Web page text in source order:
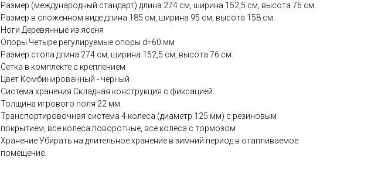
Размер (международный стандарт) длина 274 см, ширина 152,5 см, высота 76 см.
Размер в сложенном виде длина 185 см, ширина 95 см, высота 158 см.
Ноги Деревянные из ясеня
Опоры Четыре регулируемые опоры d=60 мм
Размер стола длина 274 см, ширина 152,5 см, высота 76 см.
Сетка в комплекте с креплением
Цвет Комбинированный - черный
Система хранения Складная конструкция с фиксацией
Толщина игрового поля 22 мм
Транспортировочная система 4 колеса (диаметр 125 мм) с резиновым
покрытием, все колеса поворотные, все колеса с тормозом
Хранение Убирать на длительное хранение в зимний период в отапливаемое
помещение.